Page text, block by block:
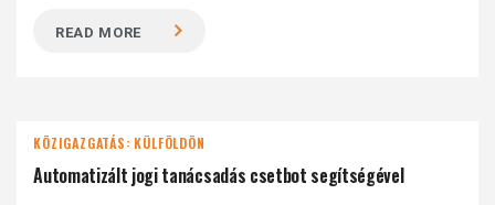
READ MORE
KÖZIGAZGATÁS: KÜLFÖLDÖN
Automatizált jogi tanácsadás csetbot segítségével